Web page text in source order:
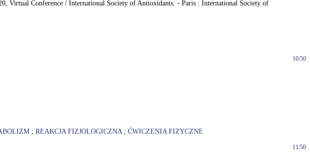
Virtual Conference / International Society of Antioxidants. - Paris : International Society of
10/50
; REAKCJA FIZJOLOGICZNA; ĆWICZENIA FIZYCZNE
11/50